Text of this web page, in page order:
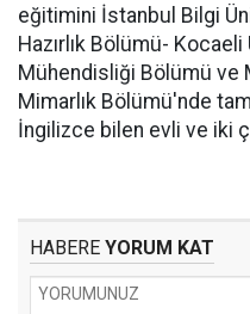
eğitimini İstanbul Bilgi
Hazırlık Bölümü-
Mühendisliği Bölümü ve
Mimarlık Bölümü'nde
İngilizce bilen evli ve iki
HABERE YORUM KAT